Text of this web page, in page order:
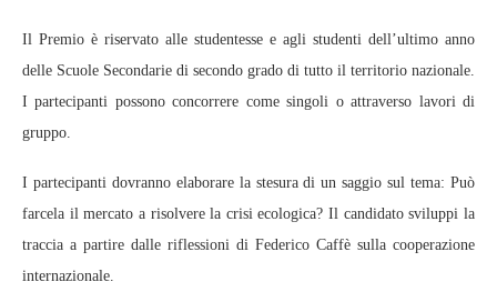
Il Premio è riservato alle studentesse e agli studenti dell’ultimo anno
delle Scuole Secondarie di secondo grado di tutto il territorio nazionale.
I partecipanti possono concorrere come singoli o attraverso lavori di
gruppo.
I partecipanti dovranno elaborare la stesura di un saggio sul tema: Può
farcela il mercato a risolvere la crisi ecologica? Il candidato sviluppi la
traccia a partire dalle riflessioni di Federico Caffè sulla cooperazione
internazionale.